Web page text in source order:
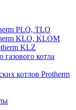
PLO, TLO
KLO, KLOM
KLZ
газового котла
котлов Protherm